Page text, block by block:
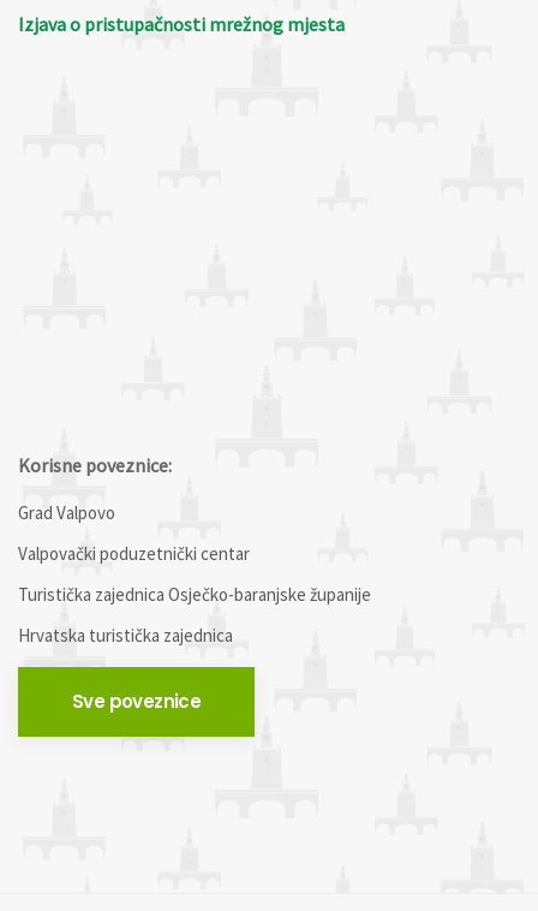
Izjava o pristupačnosti mrežnog mjesta
Korisne poveznice:
Grad Valpovo
Valpovački poduzetnički centar
Turistička zajednica Osječko-baranjske županije
Hrvatska turistička zajednica
Sve poveznice